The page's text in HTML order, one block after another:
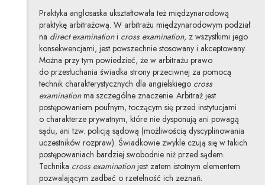
Praktyka anglosaska ukształtowała też międzynarodową
praktykę arbitrażową. W arbitrażu międzynarodowym podział
na direct examinationi cross examination, z wszystkimi jego
konsekwencjami, jest powszechnie stosowany i akceptowany.
Można przy tym powiedzieć, że w arbitrażu prawo
do przesłuchania świadka strony przeciwnej za pomocą
technik charakterystycznych dla angielskiego cross
examinationma szczególne znaczenie. Arbitraż jest
postępowaniem poufnym, toczącym się przed instytucjami
o charakterze prywatnym, które nie dysponują ani powagą
sądu, ani tzw. policją sądową (możliwością dyscyplinowania
uczestników rozpraw). Świadkowie zwykle czują się w takich
postępowaniach bardziej swobodnie niż przed sądem.
Technika cross examinationjest zatem istotnym elementem
pozwalającym zadbać o rzetelność ich zeznań.